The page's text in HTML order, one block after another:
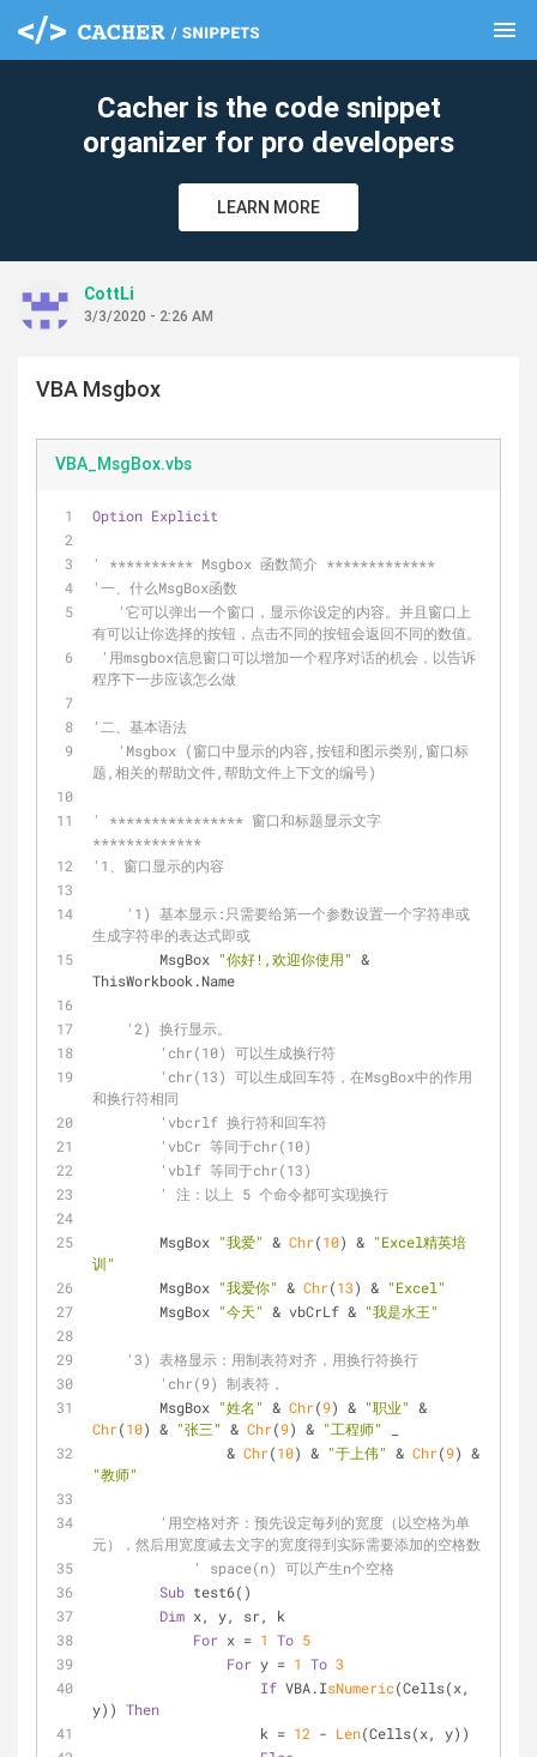
menu
Cacher is the code snippet
organizer for pro developers
LEARN MORE
CottLi
3/3/2020 - 2:26 AM
VBA Msgbox
VBA_MsgBox.vbs
Option Explicit
' ********** Msgbox 函数简介 *************
'一、什么MsgBox函数
'它可以弹出一个窗口，显示你设定的内容。并且窗口上
有可以让你选择的按钮，点击不同的按钮会返回不同的数值。
'用msgbox信息窗口可以增加一个程序对话的机会，以告诉
程序下一步应该怎么做
'二、基本语法
'Msgbox (窗口中显示的内容,按钮和图示类别,窗口标
题,相关的帮助文件,帮助文件上下文的编号)
' **************** 窗口和标题显示文字
*************
'1、窗口显示的内容
'1) 基本显示:只需要给第一个参数设置一个字符串或
生成字符串的表达式即或
        MsgBox
"你好!,欢迎你使用" &
ThisWorkbook.Name
'2) 换行显示。
'chr(10) 可以生成换行符
'chr(13) 可以生成回车符，在MsgBox中的作用
和换行符相同
'vbcrlf 换行符和回车符
'vbCr 等同于chr(10)
'vblf 等同于chr(13)
' 注：以上 5 个命令都可实现换行
        MsgBox
"我爱" & Chr(10) & "Excel精英培
训"
        MsgBox
"我爱你" & Chr(13) & "Excel"
        MsgBox
"今天" & vbCrLf & "我是水王"
'3) 表格显示：用制表符对齐，用换行符换行
'chr(9) 制表符，
        MsgBox
"姓名" & Chr(9) & "职业"
Chr(10) & "张三" & Chr(9) & "工程师"
                &
Chr(10) & "于上伟" & Chr(9
"教师"
'用空格对齐：预先设定每列的宽度（以空格为单
元），然后用宽度减去文字的宽度得到实际需要添加的空格数
' space(n) 可以产生n个空格
Sub test6()
Dim x, y, sr, k
For x = 1 To 5
For y = 1 To 3
If VBA.IsNumeric(Cells(x,
y)) Then
                    k =
12 - Len(Cells(x, y))
clear